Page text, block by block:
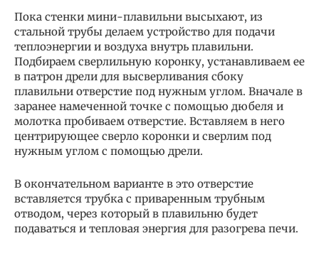
Пока стенки мини-плавильни высыхают, из
стальной трубы делаем устройство для подачи
теплоэнергии и воздуха внутрь плавильни.
Подбираем сверлильную коронку, устанавливаем ее
в патрон дрели для высверливания сбоку
плавильни отверстие под нужным углом. Вначале в
заранее намеченной точке с помощью дюбеля и
молотка пробиваем отверстие. Вставляем в него
центрирующее сверло коронки и сверлим под
нужным углом с помощью дрели.
В окончательном варианте в это отверстие
вставляется трубка с приваренным трубным
отводом, через который в плавильню будет
подаваться и тепловая энергия для разогрева печи.